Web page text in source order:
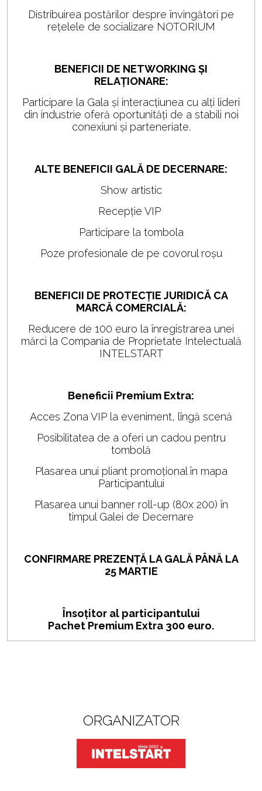
Distribuirea postărilor despre învingători pe
rețelele de socializare NOTORIUM
BENEFICII DE NETWORKING ȘI
RELAȚIONARE:
Participare la Gala și interacțiunea cu alți lideri
din industrie oferă oportunități de a stabili noi
conexiuni și parteneriate.
ALTE BENEFICII GALĂ DE DECERNARE:
Show artistic
Recepție VIP
Participare la tombola
Poze profesionale de pe covorul roșu
BENEFICII DE PROTECȚIE JURIDICĂ CA
MARCĂ COMERCIALĂ:
Reducere de 100 euro la înregistrarea unei
mărci la Compania de Proprietate Intelectuală
INTELSTART
Beneficii Premium Extra:
Acces Zona VIP la eveniment, lîngă scenă
Posibilitatea de a oferi un cadou pentru
tombolă
Plasarea unui pliant promoțional în mapa
Participantului
Plasarea unui banner roll-up (80x 200) în
timpul Galei de Decernare
CONFIRMARE PREZENȚĂ LA GALĂ PÂNĂ LA
25 MARTIE
Însoțitor al participantului
Pachet Premium Extra 300 euro.
ORGANIZATOR